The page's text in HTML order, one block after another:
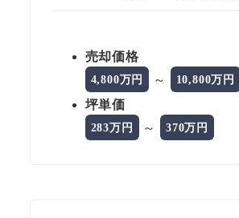
売却価格
4,800万円 ～ 10,800万円
坪単価
283万円 ～ 370万円